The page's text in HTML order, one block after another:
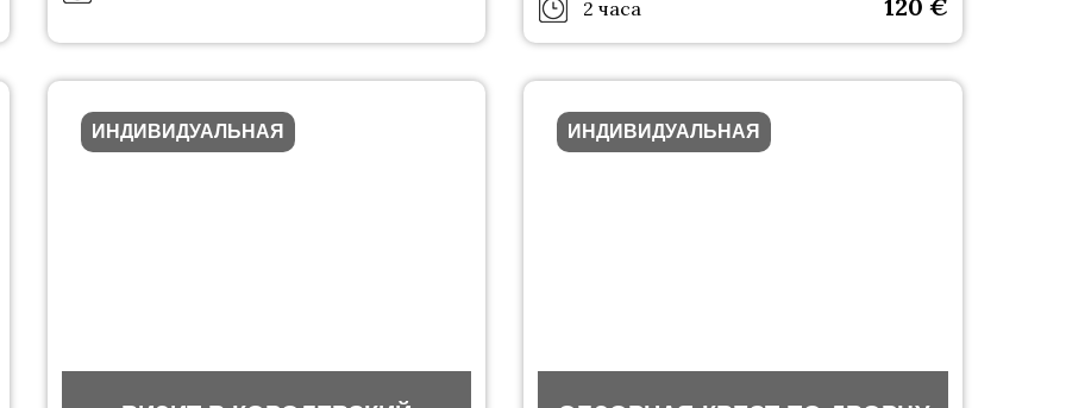
2 часа 120 €
ИНДИВИДУАЛЬНАЯ ИНДИВИДУАЛЬНАЯ